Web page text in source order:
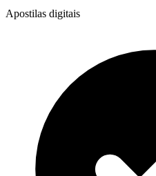
Apostilas digitais